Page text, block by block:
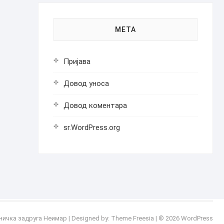
МЕТА
Пријава
Довод уноса
Довод коментара
sr.WordPress.org
задруга Неимар | Designed by: Theme Freesia | © 2026 WordPress